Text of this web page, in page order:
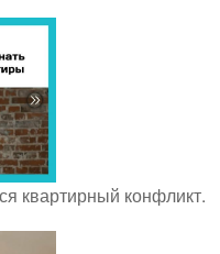
квартирный конфликт.